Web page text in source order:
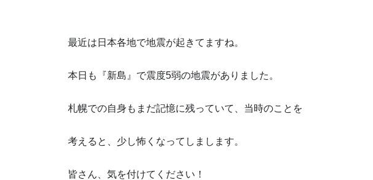
最近は日本各地で地震が起きてますね。
本日も『新島』で震度5弱の地震がありました。
札幌での自身もまだ記憶に残っていて、当時のことを
考えると、少し怖くなってしまします。
皆さん、気を付けてください！